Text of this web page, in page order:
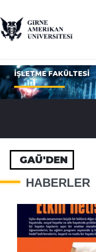
İŞLETME FAKÜLTESİ
GAÜ'DEN
HABERLER